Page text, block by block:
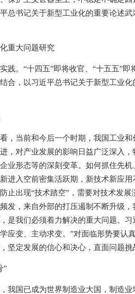
总书记关于新型工业化的重要论述
重大问题研究
践。“十四五”即将收官、“十五五”
合，以习近平总书记关于新型工业
，当前和今后一个时期，我国工业
，对产业发展的影响日益广泛深入
业形态等的深刻变革。如何抓住先
进入空前密集活跃期，新技术新应
止出现“技术踏空”，需要对技术发
发，来自外部的打压遏制不断升级
是我们必须着力解决的重大问题。
应变、主动求变。”对面临形势要认
坚定发展的信心和决心，直面问题挑
”
我国已成为世界制造业大国，制造